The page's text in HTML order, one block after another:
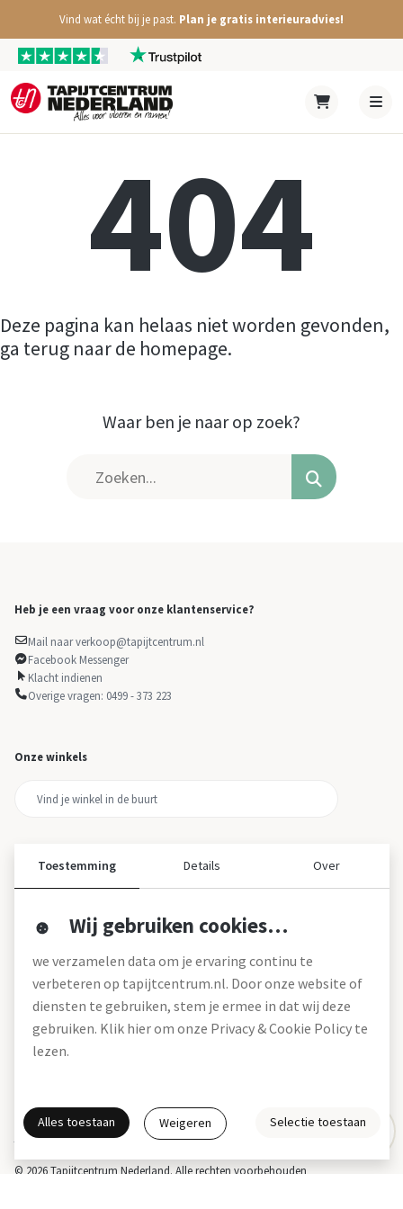
Vind wat écht bij je past. Plan je gratis interieuradvies!
404
Deze pagina kan helaas niet worden gevonden,
ga terug naar de homepage.
Waar ben je naar op zoek?
Heb je een vraag voor onze klantenservice?
Mail naar verkoop@tapijtcentrum.nl
Facebook Messenger
Klacht indienen
Overige vragen: 0499 - 373 223
Onze winkels
Over tapijtcentrum
Werken bij
Montageservice
Blog
© 2026 Tapijtcentrum Nederland. Alle rechten voorbehouden
Actie- en betalingsvoorwaarden * Disclaimer
Gratis interieuradvies
Toestemming Details Over
Wij gebruiken cookies…
we verzamelen data om je ervaring continu te
verbeteren op tapijtcentrum.nl. Door onze website of
diensten te gebruiken, stem je ermee in dat wij deze
gebruiken. Klik hier om onze Privacy & Cookie Policy te
lezen.
Alles toestaan Weigeren Selectie toestaan